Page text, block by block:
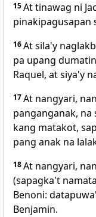
15At tinawag ni
pinakipagusapan
16At sila'y
pa upang
Raquel, at siya'y
17At nangyari,
panganganak, na
kang matakot,
pang anak na
18At nangyari,
(sapagka't
Benoni:
Benjamin.